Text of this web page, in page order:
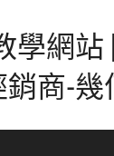
學網站
商-幾